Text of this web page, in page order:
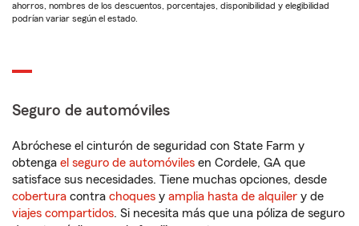
ahorros, nombres de los descuentos, porcentajes, disponibilidad y elegibilidad
podrían variar según el estado.
Seguro de automóviles
Abróchese el cinturón de seguridad con State Farm y
obtenga el seguro de automóviles en Cordele, GA que
satisface sus necesidades. Tiene muchas opciones, desde
cobertura contra choques y amplia hasta de alquiler y de
viajes compartidos. Si necesita más que una póliza de seguro